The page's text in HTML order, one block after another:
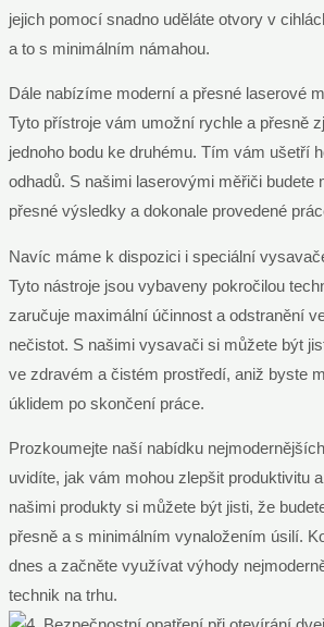
jejich pomocí snadno uděláte otvory v
a to s minimálním námahou.
Dále nabízíme moderní a přesné laserové
Tyto přístroje vám umožní rychle a přesně
jednoho bodu ke druhému. Tím vám ušetří
odhadů. S našimi laserovými měřiči budete
přesné výsledky a dokonale provedené
Navíc máme k dispozici i speciální
Tyto nástroje jsou vybaveny pokročilou
zaručuje maximální účinnost a odstranění
nečistot. S našimi vysavači si můžete být
ve zdravém a čistém prostředí, aniž byste
úklidem po skončení práce.
Prozkoumejte naší nabídku
uvidíte, jak vám mohou zlepšit produktivitu
našimi produkty si můžete být jisti, že
přesně a s minimálním vynaložením úsilí.
dnes a začněte využívat výhody
technik na trhu.